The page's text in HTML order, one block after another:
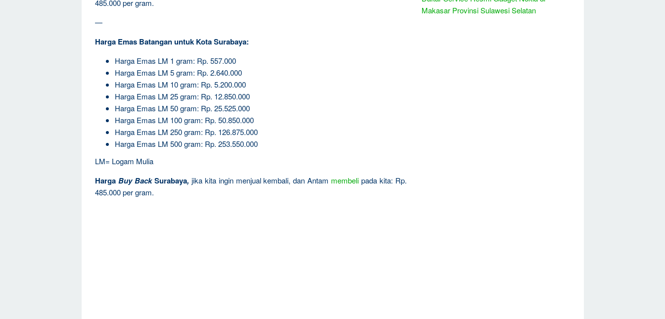
485.000 per gram.
—
Harga Emas Batangan untuk Kota Surabaya:
Harga Emas LM 1 gram: Rp. 557.000
Harga Emas LM 5 gram: Rp. 2.640.000
Harga Emas LM 10 gram: Rp. 5.200.000
Harga Emas LM 25 gram: Rp. 12.850.000
Harga Emas LM 50 gram: Rp. 25.525.000
Harga Emas LM 100 gram: Rp. 50.850.000
Harga Emas LM 250 gram: Rp. 126.875.000
Harga Emas LM 500 gram: Rp. 253.550.000
LM= Logam Mulia
Harga Buy BackSurabaya, jika kita ingin menjual kembali, dan Antam membeli pada kita: Rp.
485.000 per gram.
Makasar Provinsi Sulawesi Selatan